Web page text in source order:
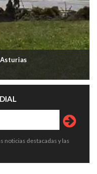
noticias destacadas y las